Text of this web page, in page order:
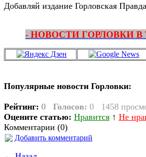
Добавляй издание Горловская
- НОВОСТИ ГОРЛОВКИ
Популярные новости Горловки:
Рейтинг: 0 Голосов: 0
1458
Оцените статью: Нравится ↑ Не
Комментарии (0)
Добавить комментарий